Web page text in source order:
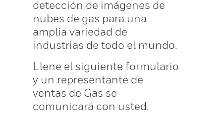
detección de imágenes de
nubes de gas para una
amplia variedad de
industrias de todo el mundo.
Llene el siguiente formulario
y un representante de
ventas de Gas se
comunicará con usted.